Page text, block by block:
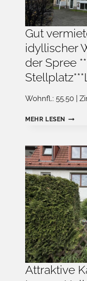
Gut
idyllischer
der Spree
Wohnfl.: 55.50 |
MEHR LESEN
GUT
IN
–
VIS
Á
VIS
DER
SPREE
Attraktive